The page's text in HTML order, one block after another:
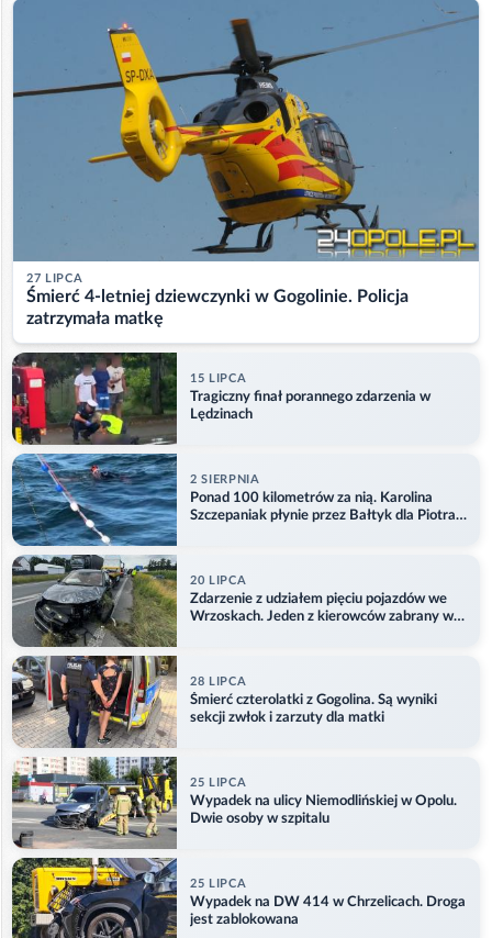
27 LIPCA
Śmierć 4-letniej dziewczynki w Gogolinie. Policja
zatrzymała matkę
15 LIPCA
Tragiczny finał porannego zdarzenia w
Lędzinach
2 SIERPNIA
Ponad 100 kilometrów za nią. Karolina
Szczepaniak płynie przez Bałtyk dla Piotra.
20 LIPCA
Zdarzenie z udziałem pięciu pojazdów we
Wrzoskach. Jeden z kierowców zabrany w
28 LIPCA
Śmierć czterolatki z Gogolina. Są wyniki
sekcji zwłok i zarzuty dla matki
25 LIPCA
Wypadek na ulicy Niemodlińskiej w Opolu.
Dwie osoby w szpitalu
25 LIPCA
Wypadek na DW 414 w Chrzelicach. Droga
jest zablokowana